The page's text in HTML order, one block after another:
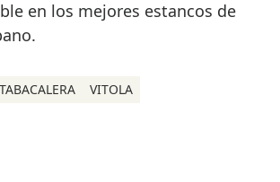
en los mejores estancos de
TABACALERA VITOLA